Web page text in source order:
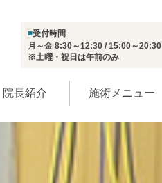
■受付時間
月～金 8:30～12:30 / 15:00～20:30
※土曜・祝日は午前のみ
院長紹介 施術メニュー